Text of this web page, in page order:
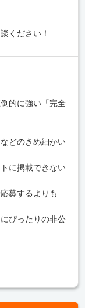
ください！
的に強い「完全
どのきめ細かい
に掲載できない
募するよりも
ぴったりの非公